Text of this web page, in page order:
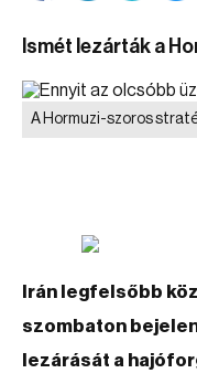
Ismét lezárták a
A Hormuzi-szoros
Irán legfelsőbb
szombaton
lezárását a